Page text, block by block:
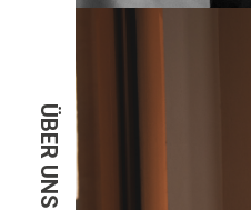
ÜBER UNS